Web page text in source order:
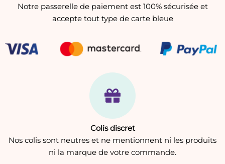
Notre passerelle de paiement est 100% sécurisée et
accepte tout type de carte bleue
Colis discret
Nos colis sont neutres et ne mentionnent ni les produits
ni la marque de votre commande.